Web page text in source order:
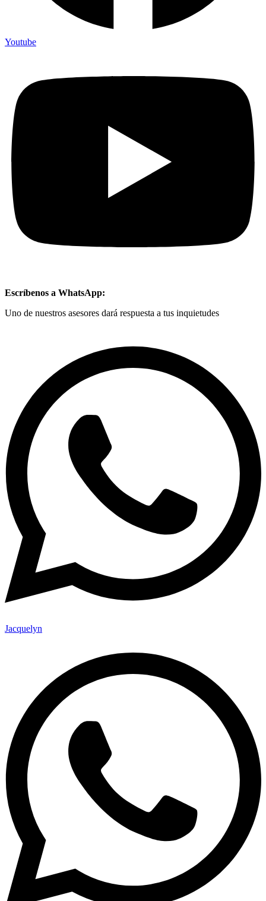
Youtube
Escríbenos a WhatsApp:
Uno de nuestros asesores dará respuesta a tus inquietudes
Jacquelyn